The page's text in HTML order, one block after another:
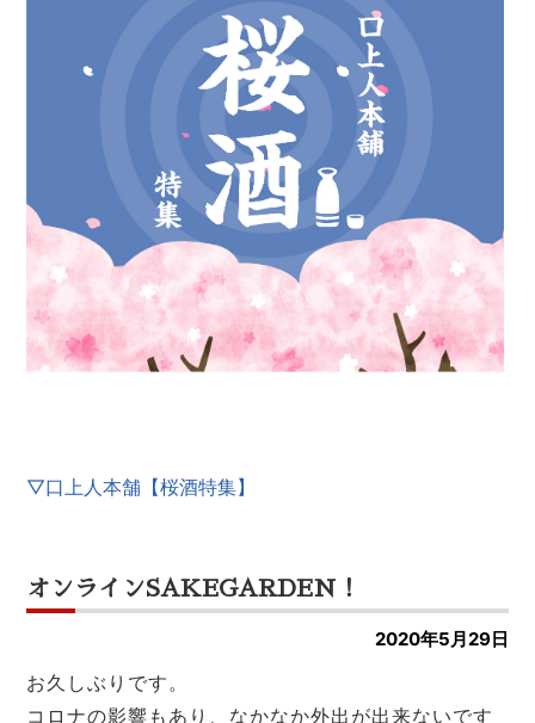
▽口上人本舗【桜酒特集】
オンラインSAKEGARDEN！
2020年5月29日
お久しぶりです。
コロナの影響もあり、なかなか外出が出来ないです